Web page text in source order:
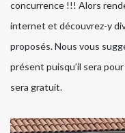
concurrence !!! Alors
internet et découvrez-y
proposés. Nous vous
présent puisqu’il sera
sera gratuit.